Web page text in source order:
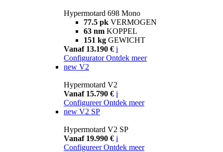
Hypermotard 698 Mono
77.5 pk VERMOGEN
63 nm KOPPEL
151 kg GEWICHT
Vanaf 13.190 € i
Configurator Ontdek meer
new V2
Hypermotard V2
Vanaf 15.790 € i
Configureer Ontdek meer
new V2 SP
Hypermotard V2 SP
Vanaf 19.990 € i
Configureer Ontdek meer